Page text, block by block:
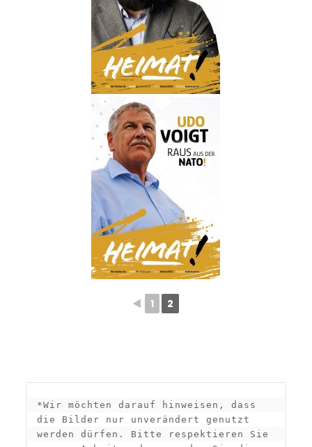
◄ 1 2
*Wir möchten darauf hinweisen, dass
die Bilder nur unverändert genutzt
werden dürfen. Bitte respektieren Sie